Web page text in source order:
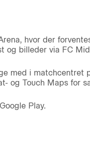
hvor der
og billeder via FC
med i matchcentret
og Touch Maps for
Play.